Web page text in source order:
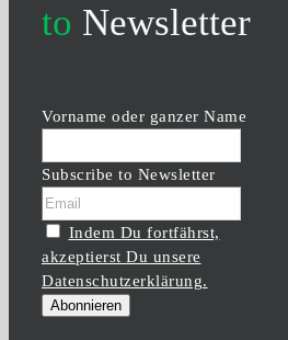
to Newsletter
Vorname oder ganzer Name
Subscribe to Newsletter
Indem Du fortfährst,
akzeptierst Du unsere
Datenschutzerklärung.